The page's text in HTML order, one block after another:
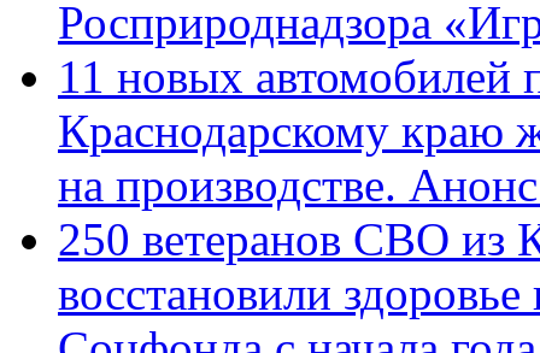
Росприроднадзора
11 новых автомобилей
Краснодарскому краю
на производстве.
250 ветеранов СВО из
восстановили